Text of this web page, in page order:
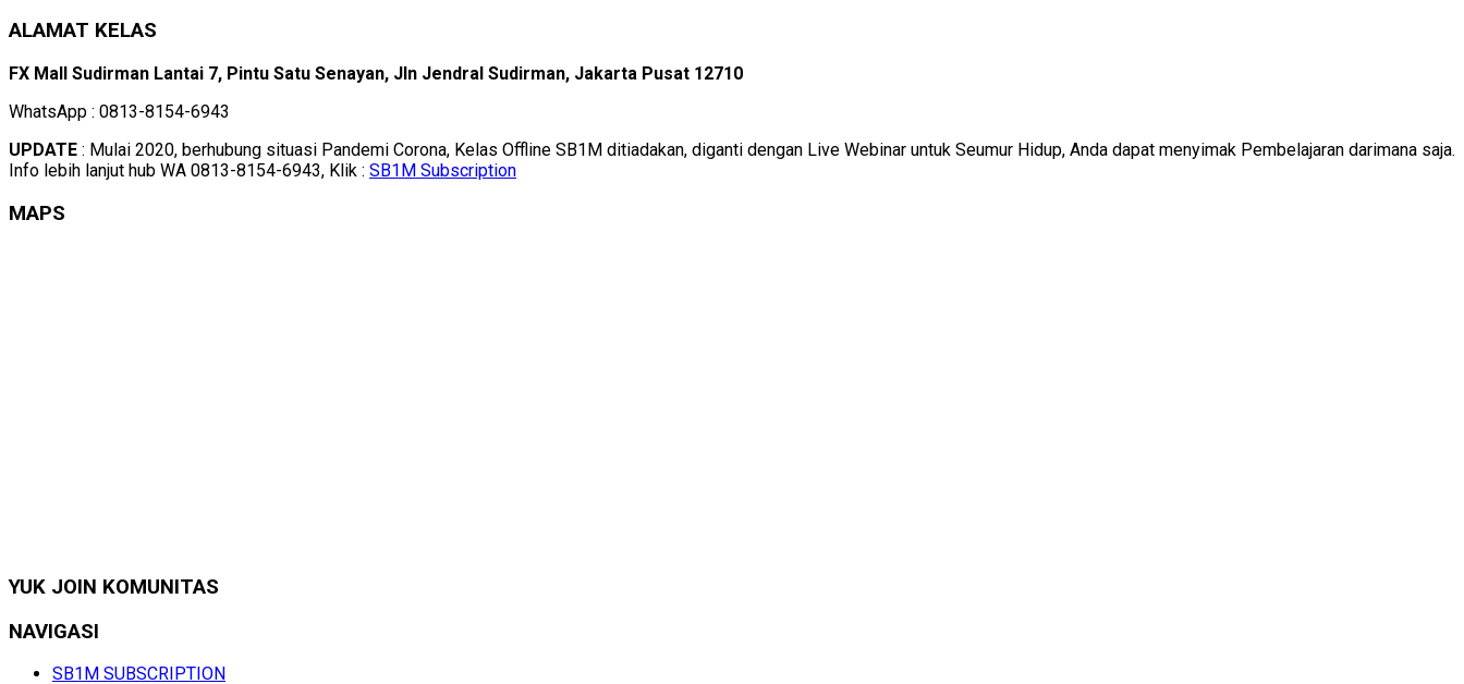
ALAMAT KELAS
FX Mall Sudirman Lantai 7, Pintu Satu Senayan, Jln Jendral Sudirman, Jakarta Pusat 12710
WhatsApp : 0813-8154-6943
UPDATE : Mulai 2020, berhubung situasi Pandemi Corona, Kelas Offline SB1M ditiadakan, diganti dengan Live Webinar untuk Seumur Hidup, Anda dapat menyimak Pembelajaran darimana saja.
Info lebih lanjut hub WA 0813-8154-6943, Klik : SB1M Subscription
MAPS
YUK JOIN KOMUNITAS
NAVIGASI
SB1M SUBSCRIPTION